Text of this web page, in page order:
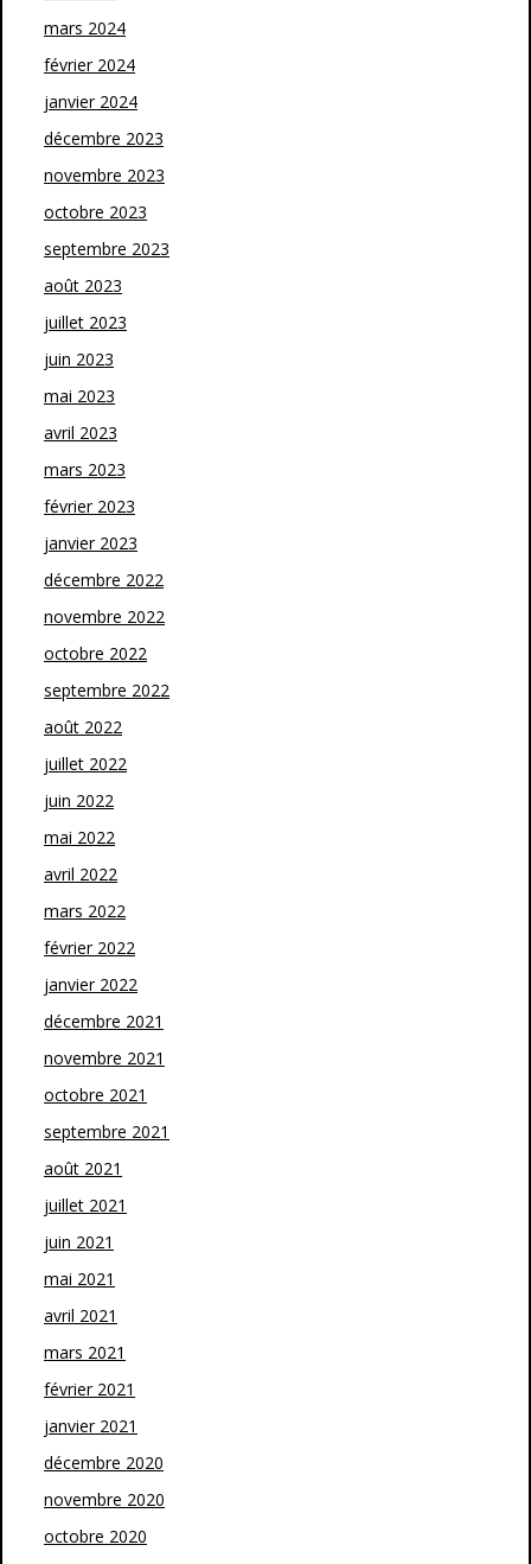
mars 2024
février 2024
janvier 2024
décembre 2023
novembre 2023
octobre 2023
septembre 2023
août 2023
juillet 2023
juin 2023
mai 2023
avril 2023
mars 2023
février 2023
janvier 2023
décembre 2022
novembre 2022
octobre 2022
septembre 2022
août 2022
juillet 2022
juin 2022
mai 2022
avril 2022
mars 2022
février 2022
janvier 2022
décembre 2021
novembre 2021
octobre 2021
septembre 2021
août 2021
juillet 2021
juin 2021
mai 2021
avril 2021
mars 2021
février 2021
janvier 2021
décembre 2020
novembre 2020
octobre 2020